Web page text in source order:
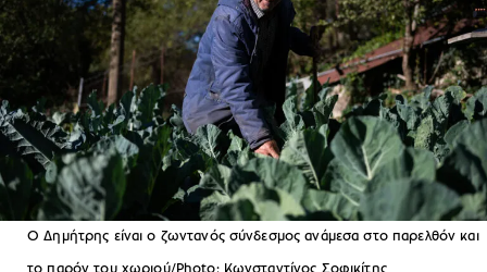
Ο Δημήτρης είναι ο ζωντανός σύνδεσμος ανάμεσα στο παρελθόν και